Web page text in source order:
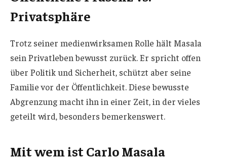
Privatsphäre
Trotz seiner medienwirksamen Rolle hält Masala
sein Privatleben bewusst zurück. Er spricht offen
über Politik und Sicherheit, schützt aber seine
Familie vor der Öffentlichkeit. Diese bewusste
Abgrenzung macht ihn in einer Zeit, in der vieles
geteilt wird, besonders bemerkenswert.
Mit wem ist Carlo Masala